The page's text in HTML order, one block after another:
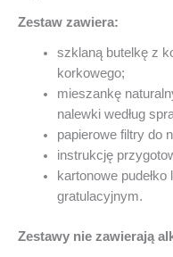
Zestaw zawiera:
szklaną butelkę z
korkowego;
mieszankę
nalewki według
papierowe filtry do
instrukcję
kartonowe
gratulacyjnym.
Zestawy nie zawierają